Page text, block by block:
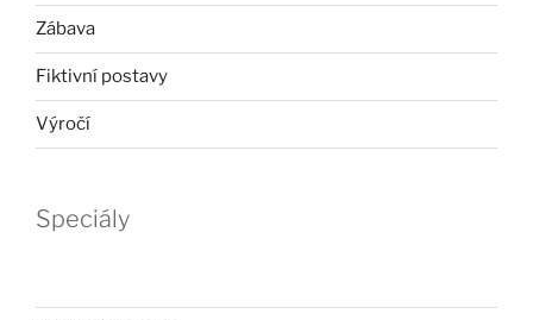
Zábava
Fiktivní postavy
Výročí
Speciály